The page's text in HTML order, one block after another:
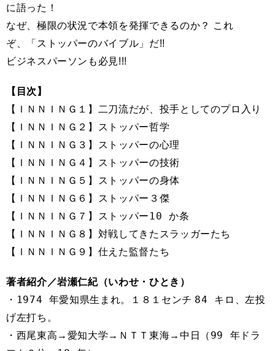
に語った！
なぜ、 極限の状況で本領を発揮できるのか？
これ
ぞ、
「 ストッパーのバイブル」 だ!!
ビジネスパーソン も 必見!!!
【 目次 】
【ＩＮＮＩＮＧ１】
二刀流だが、投手としてのプロ入り
【ＩＮＮＩＮＧ ２ 】
ストッパー哲学
【ＩＮＮＩＮＧ ３ 】
ストッパーの心理
【ＩＮＮＩＮＧ ４ 】
ストッパーの技術
【ＩＮＮＩＮＧ ５ 】
ストッパーの身体
【ＩＮＮＩＮＧ ６ 】
ストッパー３傑
【ＩＮＮＩＮＧ ７ 】 ストッパー 10
か条
【ＩＮＮＩＮＧ ８ 】 対戦してきたスラッガーたち
【ＩＮＮＩＮＧ ９ 】 仕えた監督たち
著者紹介／岩瀬仁紀（いわせ・ひとき）
・ 1974 年愛知県生まれ。１８１センチ 84
キロ、左投
げ左打ち。
・ 西尾東高→愛知大学→ＮＴＴ東海→中日（ 99
年ドラ